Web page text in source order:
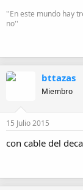
''En este mundo hay
no''
bttazas
Miembro
15 Julio 2015
con cable del